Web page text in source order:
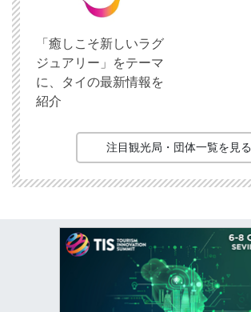
「癒しこそ新しいラグ
ジュアリー」をテーマ
に、タイの最新情報を
紹介
注目観光局・団体一覧を見る